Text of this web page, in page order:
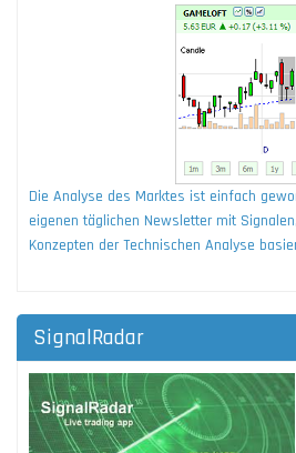
Die Analyse des Marktes ist einfach
eigenen täglichen Newsletter mit
Konzepten der Technischen Analyse
SignalRadar